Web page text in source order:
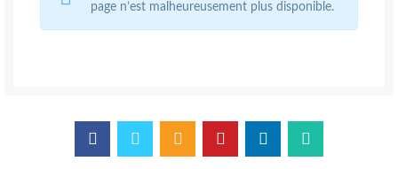
page n’est malheureusement plus disponible.